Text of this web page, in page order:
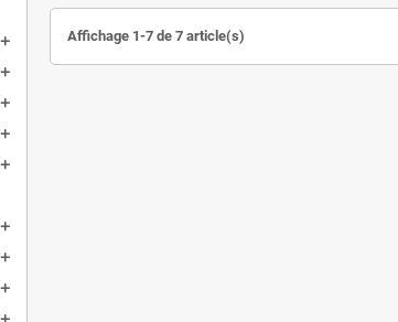
Affichage 1-7 de 7 article(s)